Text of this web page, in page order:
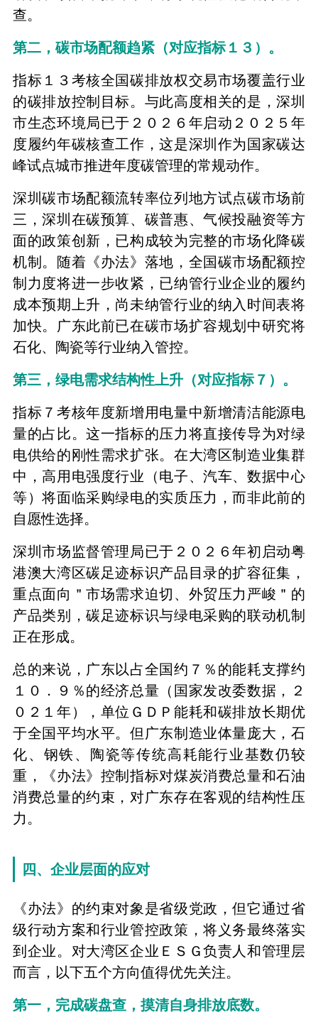
查。
第二，碳市场配额趋紧（对应指标１３）。
指标１３考核全国碳排放权交易市场覆盖行业
的碳排放控制目标。与此高度相关的是，深圳
市生态环境局已于２０２６年启动２０２５年
度履约年碳核查工作，这是深圳作为国家碳达
峰试点城市推进年度碳管理的常规动作。
深圳碳市场配额流转率位列地方试点碳市场前
三，深圳在碳预算、碳普惠、气候投融资等方
面的政策创新，已构成较为完整的市场化降碳
机制。随着《办法》落地，全国碳市场配额控
制力度将进一步收紧，已纳管行业企业的履约
成本预期上升，尚未纳管行业的纳入时间表将
加快。广东此前已在碳市场扩容规划中研究将
石化、陶瓷等行业纳入管控。
第三，绿电需求结构性上升（对应指标７）。
指标７考核年度新增用电量中新增清洁能源电
量的占比。这一指标的压力将直接传导为对绿
电供给的刚性需求扩张。在大湾区制造业集群
中，高用电强度行业（电子、汽车、数据中心
等）将面临采购绿电的实质压力，而非此前的
自愿性选择。
深圳市场监督管理局已于２０２６年初启动粤
港澳大湾区碳足迹标识产品目录的扩容征集，
重点面向＂市场需求迫切、外贸压力严峻＂的
产品类别，碳足迹标识与绿电采购的联动机制
正在形成。
总的来说，广东以占全国约７％的能耗支撑约
１０．９％的经济总量（国家发改委数据，２
０２１年），单位ＧＤＰ能耗和碳排放长期优
于全国平均水平。但广东制造业体量庞大，石
化、钢铁、陶瓷等传统高耗能行业基数仍较
重，《办法》控制指标对煤炭消费总量和石油
消费总量的约束，对广东存在客观的结构性压
力。
四、企业层面的应对
《办法》的约束对象是省级党政，但它通过省
级行动方案和行业管控政策，将义务最终落实
到企业。对大湾区企业ＥＳＧ负责人和管理层
而言，以下五个方向值得优先关注。
第一，完成碳盘查，摸清自身排放底数。